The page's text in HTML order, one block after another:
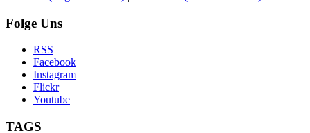
Folge Uns
RSS
Facebook
Instagram
Flickr
Youtube
TAGS